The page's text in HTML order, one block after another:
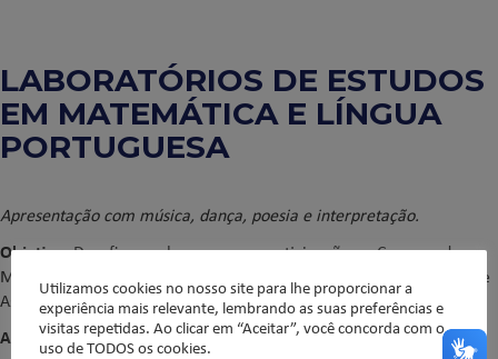
LABORATÓRIOS DE ESTUDOS
EM MATEMÁTICA E LÍNGUA
PORTUGUESA
Apresentação com música, dança, poesia e interpretação.
Objetivo:Desafiar os alunos para a participação no Canguru de
Matemática Brasil e na OBA (Olimpíada Brasileira de Astronomia e
Astronáutica).
Alunos Envolvidos:4º e 5º anos.
Utilizamos cookies no nosso site para lhe proporcionar a
experiência mais relevante, lembrando as suas preferências e
visitas repetidas. Ao clicar em “Aceitar”, você concorda com o
uso de TODOS os cookies.